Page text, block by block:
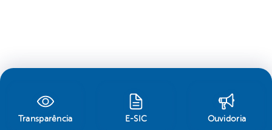
Transparência E-SIC Ouvidoria